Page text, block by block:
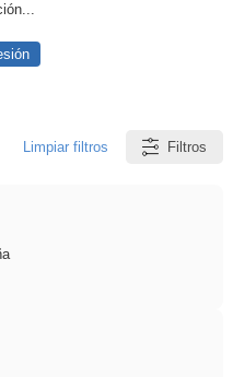
Limpiar filtros Filtros